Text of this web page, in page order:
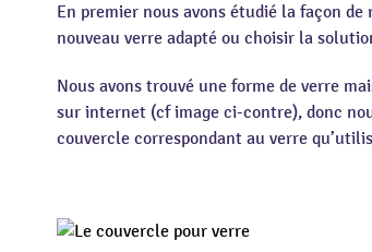
En premier nous avons étudié la façon
nouveau verre adapté ou choisir la
Nous avons trouvé une forme de verre
sur internet (cf image ci-contre), donc
couvercle correspondant au verre